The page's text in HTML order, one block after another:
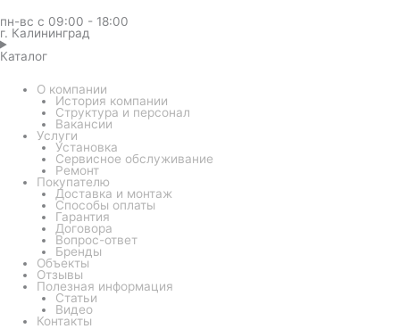
пн-вс с 09:00 - 18:00
г. Калининград
Каталог
О компании
История компании
Структура и персонал
Вакансии
Услуги
Установка
Сервисное обслуживание
Ремонт
Покупателю
Доставка и монтаж
Способы оплаты
Гарантия
Договора
Вопрос-ответ
Бренды
Объекты
Отзывы
Полезная информация
Статьи
Видео
Контакты